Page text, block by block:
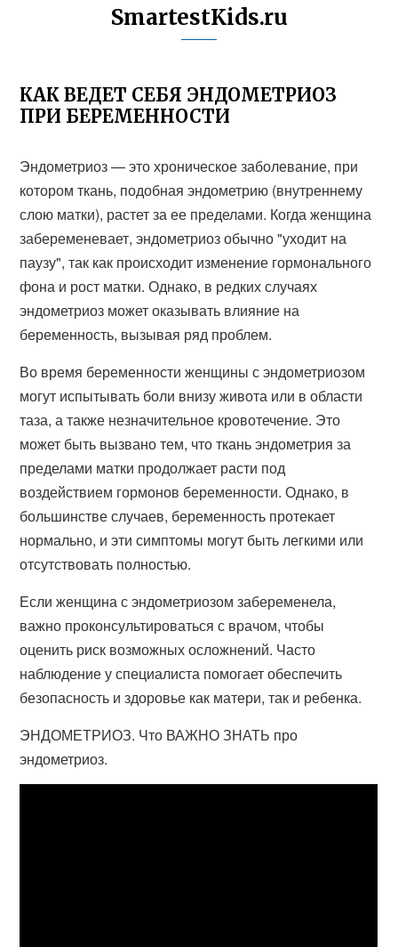
SmartestKids.ru
КАК ВЕДЕТ СЕБЯ ЭНДОМЕТРИОЗ
ПРИ БЕРЕМЕННОСТИ
Эндометриоз — это хроническое заболевание, при
котором ткань, подобная эндометрию (внутреннему
слою матки), растет за ее пределами. Когда женщина
забеременевает, эндометриоз обычно "уходит на
паузу", так как происходит изменение гормонального
фона и рост матки. Однако, в редких случаях
эндометриоз может оказывать влияние на
беременность, вызывая ряд проблем.
Во время беременности женщины с эндометриозом
могут испытывать боли внизу живота или в области
таза, а также незначительное кровотечение. Это
может быть вызвано тем, что ткань эндометрия за
пределами матки продолжает расти под
воздействием гормонов беременности. Однако, в
большинстве случаев, беременность протекает
нормально, и эти симптомы могут быть легкими или
отсутствовать полностью.
Если женщина с эндометриозом забеременела,
важно проконсультироваться с врачом, чтобы
оценить риск возможных осложнений. Часто
наблюдение у специалиста помогает обеспечить
безопасность и здоровье как матери, так и ребенка.
ЭНДОМЕТРИОЗ. Что ВАЖНО ЗНАТЬ про
эндометриоз.